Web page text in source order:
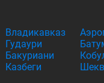
Владикавказ
Гудаури
Бакуриани
Казбеги